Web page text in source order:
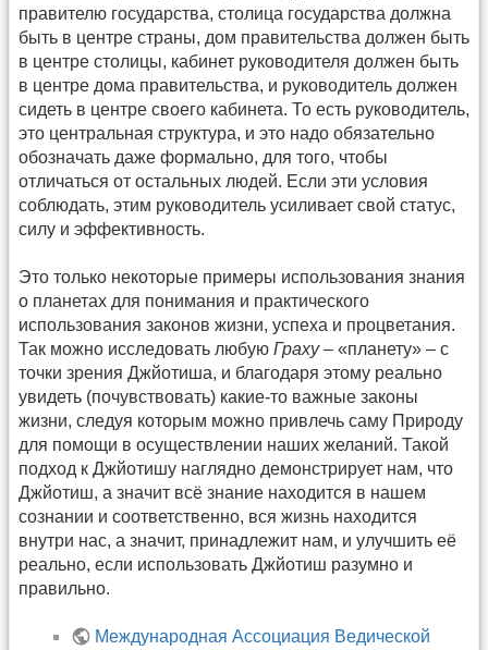
правителю государства, столица государства должна
быть в центре страны, дом правительства должен быть
в центре столицы, кабинет руководителя должен быть
в центре дома правительства, и руководитель должен
сидеть в центре своего кабинета. То есть руководитель,
это центральная структура, и это надо обязательно
обозначать даже формально, для того, чтобы
отличаться от остальных людей. Если эти условия
соблюдать, этим руководитель усиливает свой статус,
силу и эффективность.
Это только некоторые примеры использования знания
о планетах для понимания и практического
использования законов жизни, успеха и процветания.
Так можно исследовать любую Граху– «планету» – с
точки зрения Джйотиша, и благодаря этому реально
увидеть (почувствовать) какие-то важные законы
жизни, следуя которым можно привлечь саму Природу
для помощи в осуществлении наших желаний. Такой
подход к Джйотишу наглядно демонстрирует нам, что
Джйотиш, а значит всё знание находится в нашем
сознании и соответственно, вся жизнь находится
внутри нас, а значит, принадлежит нам, и улучшить её
реально, если использовать Джйотиш разумно и
правильно.
Международная Ассоциация Ведической